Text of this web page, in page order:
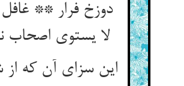
دوزخ فرار ** غافل
لا یستوی اصحاب
این سزای آن که از